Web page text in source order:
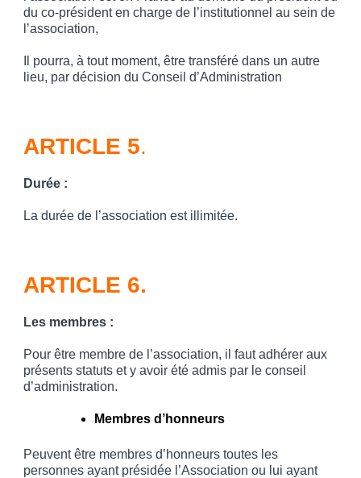
du co-président en charge de l’institutionnel au sein de
l’association,
Il pourra, à tout moment, être transféré dans un autre
lieu, par décision du Conseil d’Administration
ARTICLE 5.
Durée :
La durée de l’association est illimitée.
ARTICLE 6.
Les membres :
Pour être membre de l’association, il faut adhérer aux
présents statuts et y avoir été admis par le conseil
d’administration.
Membres d’honneurs
Peuvent être membres d’honneurs toutes les
personnes ayant présidée l’Association ou lui ayant